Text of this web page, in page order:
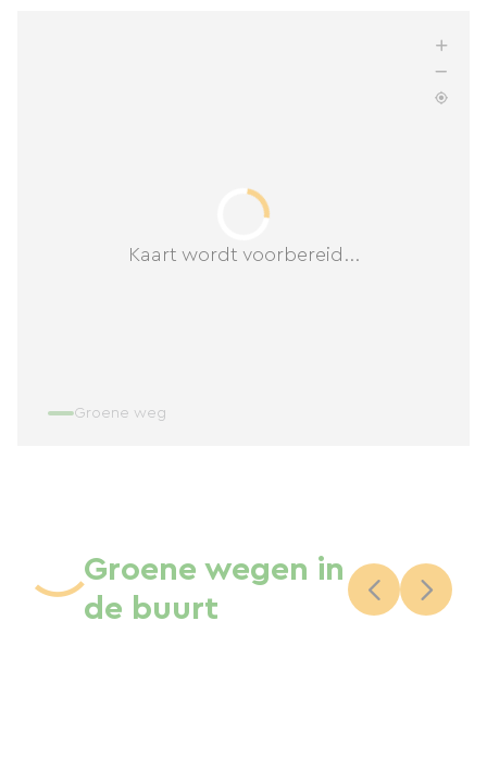
Kaart wordt voorbereid...
Groene weg
Groene wegen in
de buurt